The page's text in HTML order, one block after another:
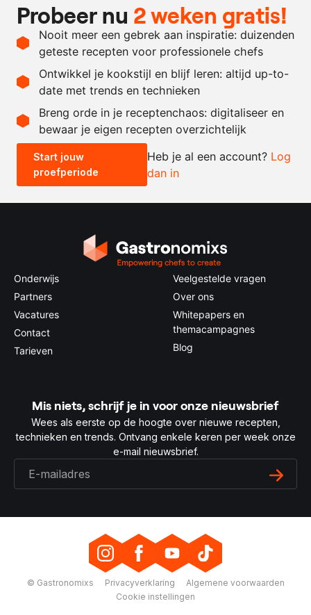
100
ml.
sinaasappelsap, vers
100
ml.
gevogeltebouillon
Recept omrekenen
- +
0.5x 1x 2x
Probeer nu 2 weken gratis!
Nooit meer een gebrek aan inspiratie: duizenden
geteste recepten voor professionele chefs
Ontwikkel je kookstijl en blijf leren: altijd up-to-
date met trends en technieken
Breng orde in je receptenchaos: digitaliseer en
bewaar je eigen recepten overzichtelijk
Start jouw
proefperiode
Heb je al een account? Log
dan in
Onderwijs
Partners
Vacatures
Contact
Tarieven
Veelgestelde vragen
Over ons
Whitepapers en
themacampagnes
Blog
Mis niets, schrijf je in voor onze nieuwsbrief
Wees als eerste op de hoogte over nieuwe recepten,
technieken en trends. Ontvang enkele keren per week onze
e-mail nieuwsbrief.
© Gastronomixs Privacyverklaring
Algemene voorwaarden
Cookie instellingen